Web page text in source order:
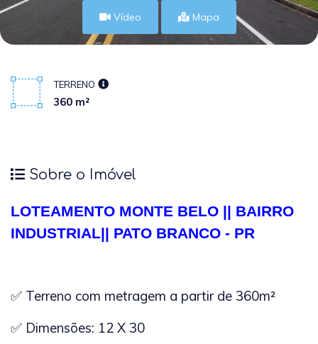
Vídeo Mapa
TERRENO
360 m²
Sobre o Imóvel
LOTEAMENTO MONTE BELO || BAIRRO
INDUSTRIAL|| PATO BRANCO - PR
✅ Terreno com metragem a partir de 360m²
✅ Dimensões: 12 X 30